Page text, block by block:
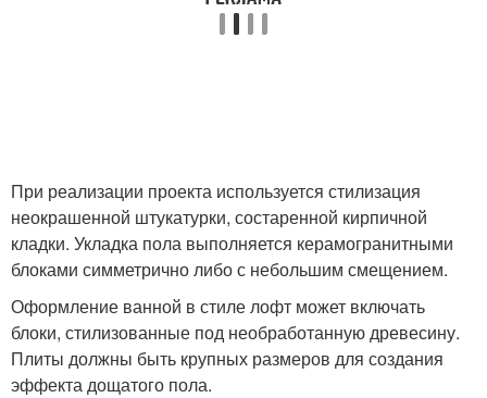
При реализации проекта используется стилизация
неокрашенной штукатурки, состаренной кирпичной
кладки. Укладка пола выполняется керамогранитными
блоками симметрично либо с небольшим смещением.
Оформление ванной в стиле лофт может включать
блоки, стилизованные под необработанную древесину.
Плиты должны быть крупных размеров для создания
эффекта дощатого пола.